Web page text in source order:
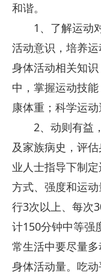
和谐。
1、了解运动对
活动意识，培养运
身体活动相关知
中，掌握运动技
康体重；科学运动
2、动则有益，
及家族病史，评
业人士指导下制
方式、强度和运
行3次以上、每次
计150分钟中等强
常生活中要尽量
身体活动量。吃